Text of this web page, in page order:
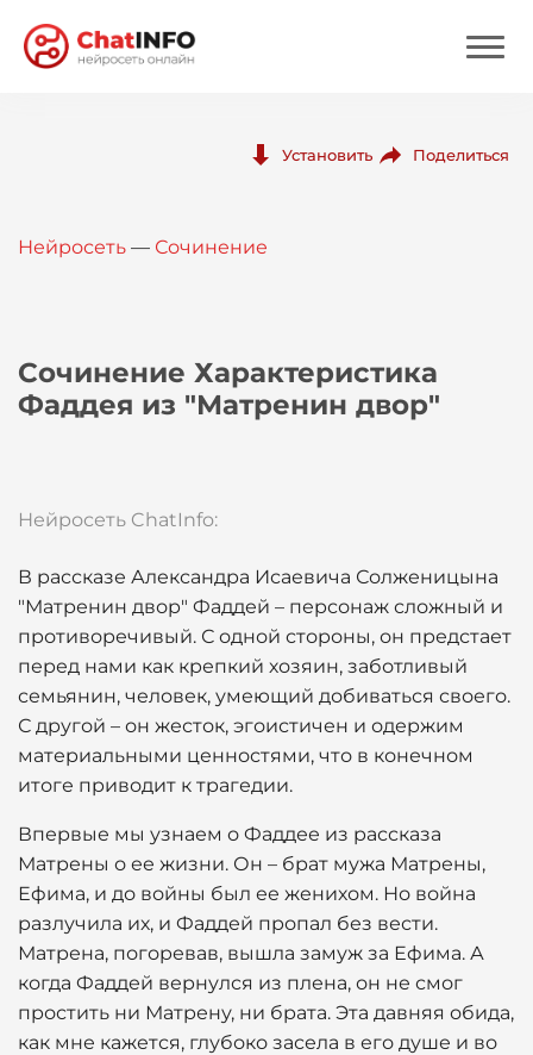
Вход
Установить Поделиться
Нейросеть — Сочинение
Сочинение Характеристика
Фаддея из "Матренин двор"
Нейросеть ChatInfo:
В рассказе Александра Исаевича Солженицына
"Матренин двор" Фаддей – персонаж сложный и
противоречивый. С одной стороны, он предстает
перед нами как крепкий хозяин, заботливый
семьянин, человек, умеющий добиваться своего.
С другой – он жесток, эгоистичен и одержим
материальными ценностями, что в конечном
итоге приводит к трагедии.
Впервые мы узнаем о Фаддее из рассказа
Матрены о ее жизни. Он – брат мужа Матрены,
Ефима, и до войны был ее женихом. Но война
разлучила их, и Фаддей пропал без вести.
Матрена, погоревав, вышла замуж за Ефима. А
когда Фаддей вернулся из плена, он не смог
простить ни Матрену, ни брата. Эта давняя обида,
как мне кажется, глубоко засела в его душе и во